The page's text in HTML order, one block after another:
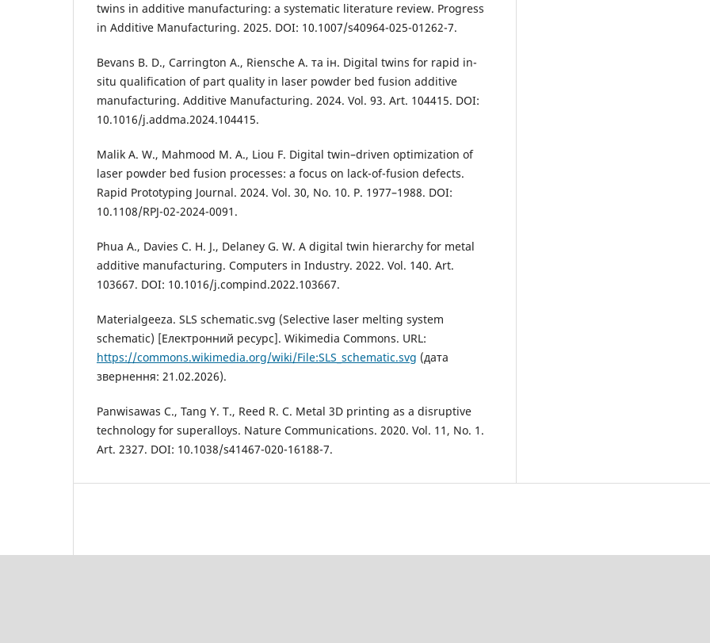
twins in additive manufacturing: a systematic literature review. Progress
in Additive Manufacturing. 2025. DOI: 10.1007/s40964-025-01262-7.
Bevans B. D., Carrington A., Riensche A. та ін. Digital twins for rapid in-
situ qualification of part quality in laser powder bed fusion additive
manufacturing. Additive Manufacturing. 2024. Vol. 93. Art. 104415. DOI:
10.1016/j.addma.2024.104415.
Malik A. W., Mahmood M. A., Liou F. Digital twin–driven optimization of
laser powder bed fusion processes: a focus on lack-of-fusion defects.
Rapid Prototyping Journal. 2024. Vol. 30, No. 10. P. 1977–1988. DOI:
10.1108/RPJ-02-2024-0091.
Phua A., Davies C. H. J., Delaney G. W. A digital twin hierarchy for metal
additive manufacturing. Computers in Industry. 2022. Vol. 140. Art.
103667. DOI: 10.1016/j.compind.2022.103667.
Materialgeeza. SLS schematic.svg (Selective laser melting system
schematic) [Електронний ресурс]. Wikimedia Commons. URL:
https://commons.wikimedia.org/wiki/File:SLS_schematic.svg (дата
звернення: 21.02.2026).
Panwisawas C., Tang Y. T., Reed R. C. Metal 3D printing as a disruptive
technology for superalloys. Nature Communications. 2020. Vol. 11, No. 1.
Art. 2327. DOI: 10.1038/s41467-020-16188-7.